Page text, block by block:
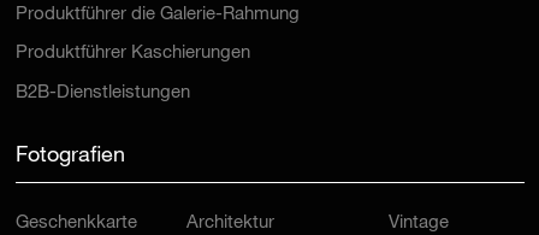
Produktführer die Galerie-Rahmung
Produktführer Kaschierungen
B2B-Dienstleistungen
Fotografien
Geschenkkarte Architektur Vintage